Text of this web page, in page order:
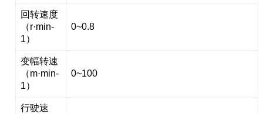
回转速度
（r·min-
1）
0~0.8
变幅转速
（m·min-
1）
0~100
行驶速